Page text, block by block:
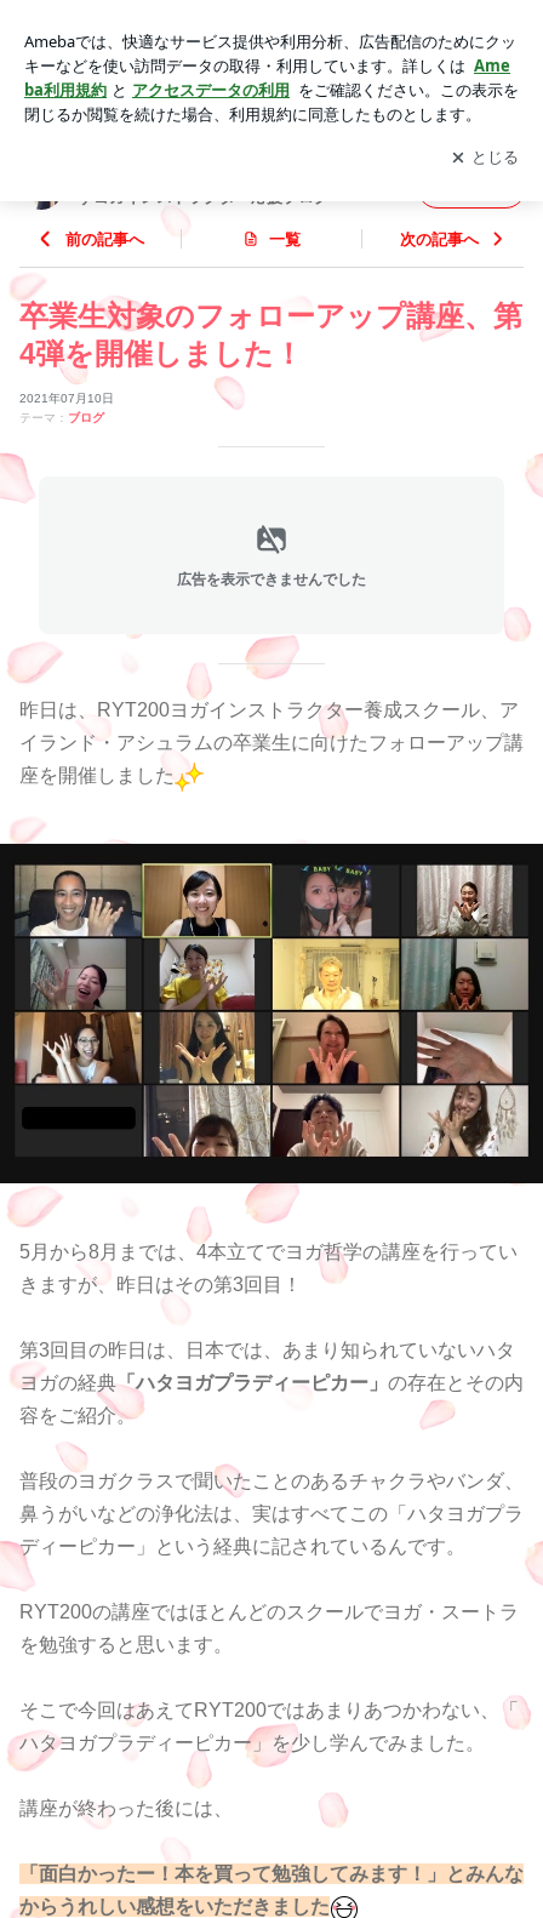
自分も周りも幸せにする！経済的自立を目指すヨガインストラ
クター応援ブログ
アプリをダウンロードして ブログの更新通知
を受け取りまし
ょう。
開く
すヨガインストラクター応援ブログ
前の記事へ 一覧 次の記事へ
卒業生対象のフォローアップ講座、第
4弾を開催しました！
2021年07月10日
テーマ： ブログ
広告を表示できませんでした
昨日は、RYT200ヨガインストラクター養成スクール、ア
イランド・アシュラムの卒業生に向けたフォローアップ講
座を開催しました
5月から8月までは、4本立てでヨガ哲学の講座を行ってい
きますが、昨日はその第3回目！
第3回目の昨日は、日本では、あまり知られていないハタ
ヨガの経典「ハタヨガプラディーピカー」 の存在とその内
容をご紹介。
普段のヨガクラスで聞いたことのあるチャクラやバンダ、
鼻うがいなどの浄化法は、 実はすべてこの「 ハタヨガプラ
ディーピカー」という経典に記されているんです。
RYT200の講座ではほとんどのスクールでヨガ・スートラ
を勉強すると思います。
そこで今回はあえてRYT200ではあまりあつかわない、「
ハタヨガプラディーピカー」を少し学んでみました。
講座が終わった後には、
「面白かったー！本を買って勉強してみます！」とみんな
からうれしい感想をいただきました